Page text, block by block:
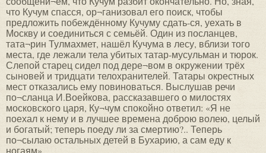
что Кучум спасся, ор¬ганизовал его поиск, чтобы
предложить побеждённому Кучуму сдать-ся, уехать в
Москву и соединиться с семьёй. Один из посланцев,
тата¬рин Тулмахмет, нашёл Кучума в лесу, вблизи того
места, где лежали тела убитых татар-мусульман и тюрок.
Слепой старец сидел под дере¬вом в окружении трёх
сыновей и тридцати телохранителей. Татары окрестных
мест отказались ему повиноваться. Выслушав речи
по¬сланца И.Воейкова, рассказавшего о милостях
московского царя, Ку¬чум спокойно ответил: «Я не
поехал к нему и в лучшее времена доброю волею, целый
и богатый; теперь поеду ли за смертию?.. Теперь
по¬сылаю остальных детей в Бухарию, а сам еду к
ногаям».